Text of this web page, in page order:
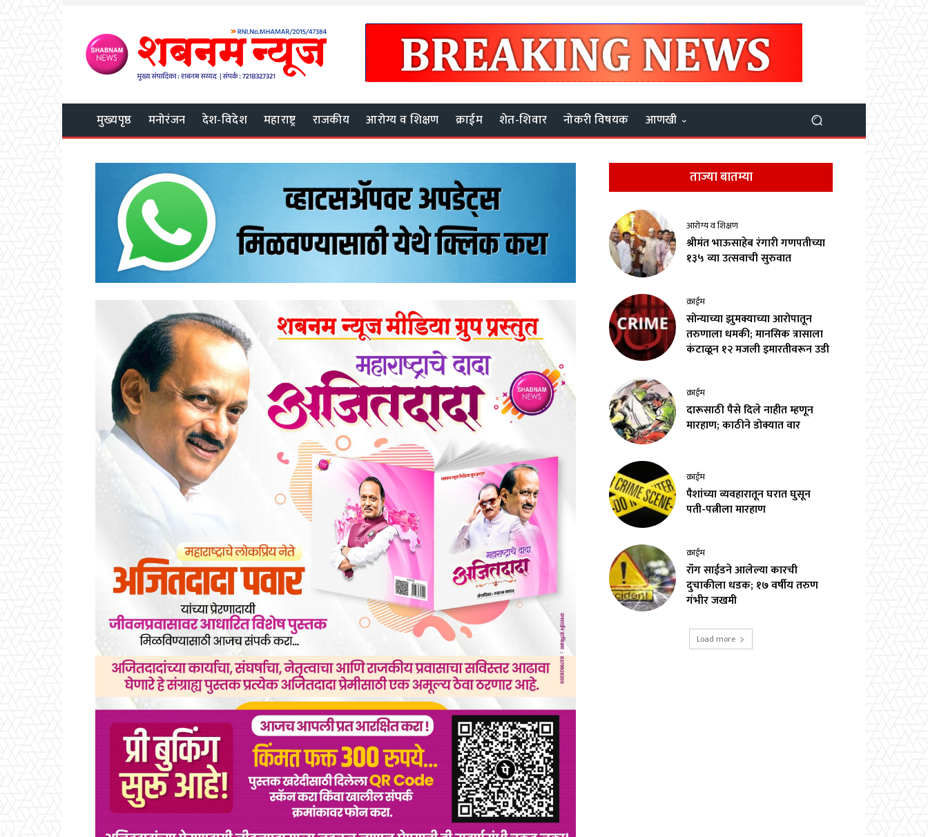
मुख्यपृष्ठ मनोरंजन देश-विदेश महाराष्ट्र राजकीय आरोग्य व शिक्षण क्राईम शेत-शिवार नोकरी विषयक आणखी
ताज्या बातम्या
आरोग्य व शिक्षण
श्रीमंत भाऊसाहेब रंगारी गणपतीच्या
१३५ व्या उत्सवाची सुरुवात
क्राईम
सोन्याच्या झुमक्याच्या आरोपातून
तरुणाला धमकी; मानसिक त्रासाला
कंटाळून १२ मजली इमारतीवरून उडी
क्राईम
दारूसाठी पैसे दिले नाहीत म्हणून
मारहाण; काठीने डोक्यात वार
क्राईम
पैशांच्या व्यवहारातून घरात घुसून
पती-पत्नीला मारहाण
क्राईम
रॉंग साईडने आलेल्या कारची
दुचाकीला धडक; १७ वर्षीय तरुण
गंभीर जखमी
Load more